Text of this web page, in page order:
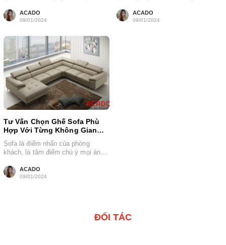
ACADO
09/01/2024
ACADO
09/01/2024
Tư Vấn Chọn Ghế Sofa Phù
Hợp Với Từng Không Gian
Phòng Khách
Sofa là điểm nhấn của phòng
khách, là tâm điểm chú ý mọi ánh
ACADO
09/01/2024
ĐỐI TÁC